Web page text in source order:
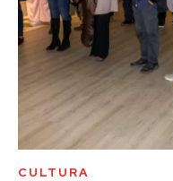
CULTURA